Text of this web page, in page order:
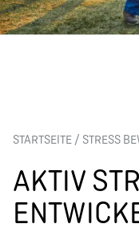
STARTSEITE / STRESS
AKTIV